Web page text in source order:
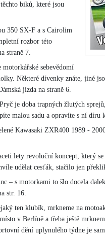
biků, které jsou
350 SX-F a s Cairolim
rozbor této
straně 7.
motorkářské sebevědomí
Některé dívenky znáte, jiné
jízda na straně 6.
je doba trapných žlutých
malou sadu a opravíte s ní díru
Kawasaki ZXR400 1989 -
lety revoluční koncept, který
udělat cesťák, stačilo jen
– s motorkami to šlo docela
str. 16.
ten klubík, mrkneme na
v Berlíně a třeba ještě
dění uplynulého týdne je